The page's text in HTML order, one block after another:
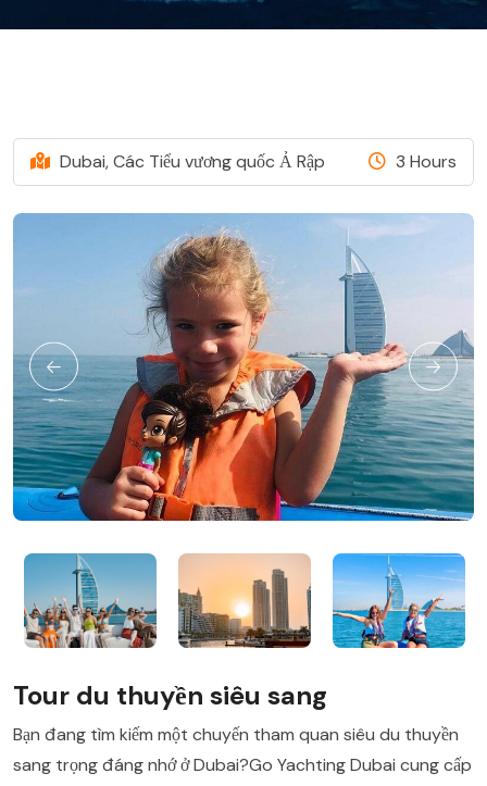
Dubai, Các Tiểu vương quốc Ả Rập 3 Hours
Tour du thuyền siêu sang
Bạn đang tìm kiếm một chuyến tham quan siêu du thuyền
sang trọng đáng nhớ ở Dubai?Go Yachting Dubai cung cấp